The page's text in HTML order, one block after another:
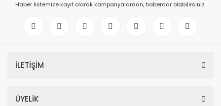
Haber listemize kayıt olarak kampanyalardan, haberdar olabilirsiniz.
İLETİŞİM
ÜYELİK